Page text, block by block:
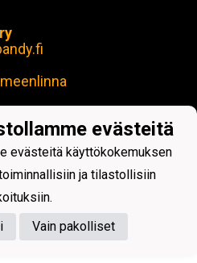
evästeitä
evästeitä käyttökokemuksen
ja tilastollisiin
Vain pakolliset